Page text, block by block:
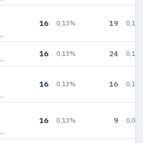
16 0,13% 19
16 0,13% 24
16 0,13% 16
16 0,13% 9